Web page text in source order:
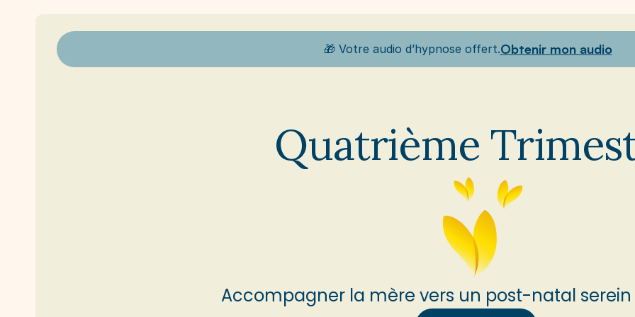
🎁 Votre audio d’hypnose offert.Obtenir mon audio
Quatrième
Accompagner la mère vers un post-natal